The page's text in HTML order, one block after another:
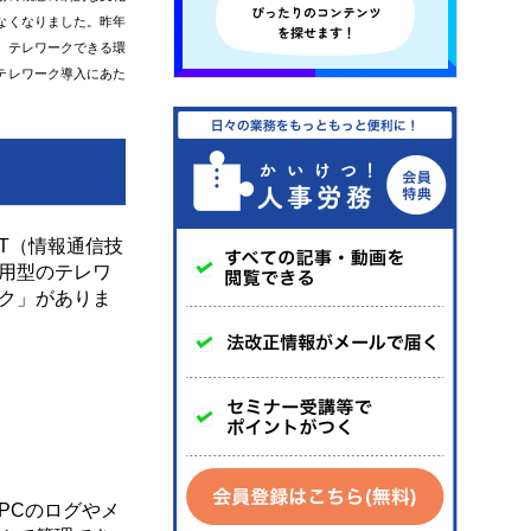
くなりました。昨年
テレワークできる環
レワーク導入にあた
（情報通信技
型のテレワ
」がありま
のログやメ